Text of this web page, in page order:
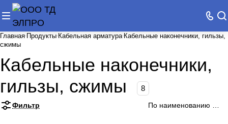
Главная Продукты Кабельная арматура Кабельные наконечники, гильзы,
сжимы
Кабельные наконечники,
гильзы, сжимы
8
Фильтр По наименованию (А-